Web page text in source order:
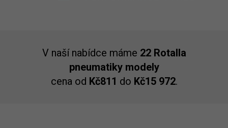
V naší nabídce máme 22 Rotalla
pneumatiky modely
cena od Kč811 do Kč15 972.